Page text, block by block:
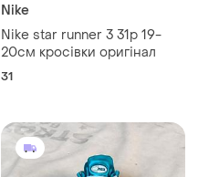
Nike
Nike star runner 3 31р 19-
20см кросівки оригінал
31